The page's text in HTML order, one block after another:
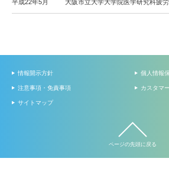
平成22年5月 大阪市立大学大学院医学研究科疲
情報開示方針 個人情報
注意事項・免責事項 カスタマ
サイトマップ
ページの先頭に戻る